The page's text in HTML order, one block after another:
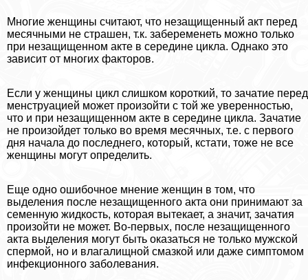
Многие женщины считают, что незащищенный акт перед
мecячными не страшен, т.к. забеременеть можно только
при незащищенном акте в середине цикла. Однако это
зависит от многих факторов.
Если у женщины цикл слишком короткий, то зачатие перед
мeнcтpуацией может произойти с той же уверенностью,
что и при незащищенном акте в середине цикла. Зачатие
не произойдет только во время мecячных, т.е. с первого
дня начала до последнего, который, кстати, тоже не все
женщины могут определить.
Еще одно ошибочное мнение женщин в том, что
выделения после незащищенного акта они принимают за
семенную жидкость, которая вытекает, а значит, зачатия
произойти не может. Во-первых, после незащищенного
акта выделения могут быть оказаться не только мужской
cпepмой, но и влагалищной смазкой или даже симптомом
инфекционного заболевания.